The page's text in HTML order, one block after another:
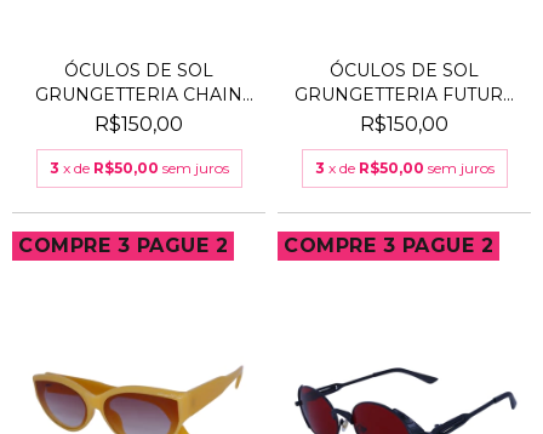
ÓCULOS DE SOL
GRUNGETTERIA CHAIN
VERDE
R$150,00
3 x de R$50,00 sem juros
ÓCULOS DE SOL
GRUNGETTERIA FUTURE
ROSA
R$150,00
3 x de R$50,00 sem juros
COMPRE 3 PAGUE 2 COMPRE 3 PAGUE 2